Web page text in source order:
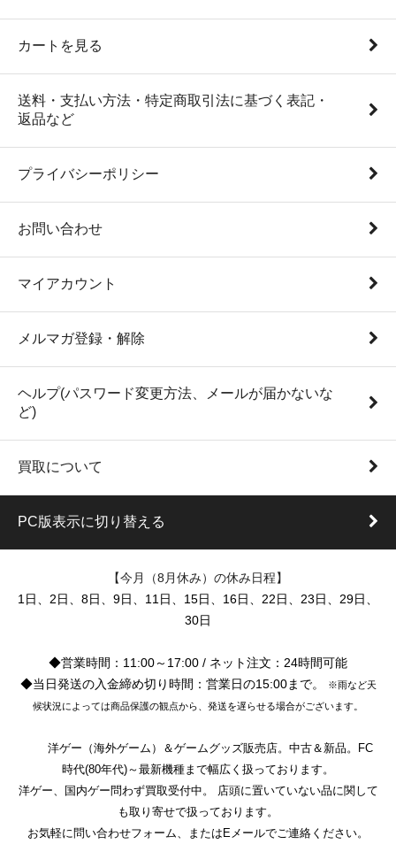
カートを見る
送料・支払い方法・特定商取引法に基づく表記・
返品など
プライバシーポリシー
お問い合わせ
マイアカウント
メルマガ登録・解除
ヘルプ(パスワード変更方法、メールが届かないな
ど)
買取について
PC版表示に切り替える
【今月（8月休み）の休み日程】
1日、2日、8日、9日、11日、15日、16日、22日、23日、29日、
30日
◆営業時間：11:00～17:00 / ネット注文：24時間可能
◆当日発送の入金締め切り時間：営業日の15:00まで。
※雨など天
候状況によっては商品保護の観点から、発送を遅らせる場合がございます。
洋ゲー（海外ゲーム）＆ゲームグッズ販売店。中古＆新品。FC
時代(80年代)～最新機種まで幅広く扱っております。
洋ゲー、国内ゲー問わず買取受付中。 店頭に置いていない品に関して
も取り寄せで扱っております。
お気軽に問い合わせフォーム、またはEメールでご連絡ください。